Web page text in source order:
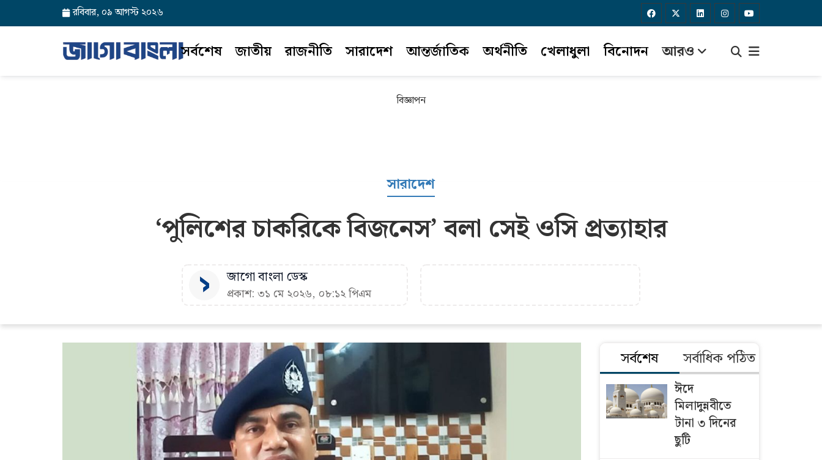
রবিবার, ০৯ আগস্ট ২০২৬
সর্বশেষ জাতীয় রাজনীতি সারাদেশ আন্তর্জাতিক অর্থনীতি খেলাধুলা বিনোদন আরও
বিজ্ঞাপন
সারাদেশ
‘পুলিশের চাকরিকে বিজনেস’ বলা সেই ওসি প্রত্যাহার
জাগো বাংলা ডেস্ক
প্রকাশ: ৩১ মে ২০২৬, ০৮:১২ পিএম
সর্বশেষ সর্বাধিক পঠিত
ঈদে
মিলাদুন্নবীতে
টানা ৩ দিনের
ছুটি